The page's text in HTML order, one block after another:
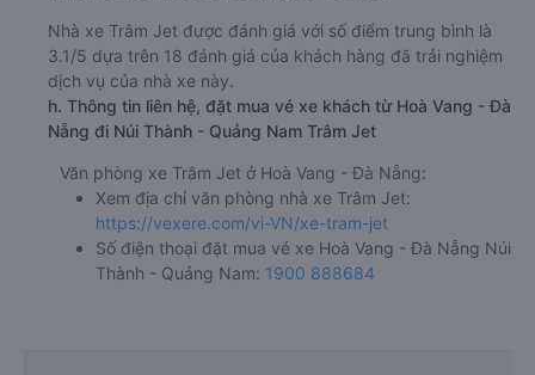
Nhà xe Trâm Jet được đánh giá với số điểm trung bình là
3.1/5 dựa trên 18 đánh giá của khách hàng đã trải nghiệm
dịch vụ của nhà xe này.
h. Thông tin liên hệ, đặt mua vé xe khách từ Hoà Vang - Đà
Nẵng đi Núi Thành - Quảng Nam Trâm Jet
Văn phòng xe Trâm Jet ở Hoà Vang - Đà Nẵng:
Xem địa chỉ văn phòng nhà xe Trâm Jet:
https://vexere.com/vi-VN/xe-tram-jet
Số điện thoại đặt mua vé xe Hoà Vang - Đà Nẵng Núi
Thành - Quảng Nam: 1900 888684